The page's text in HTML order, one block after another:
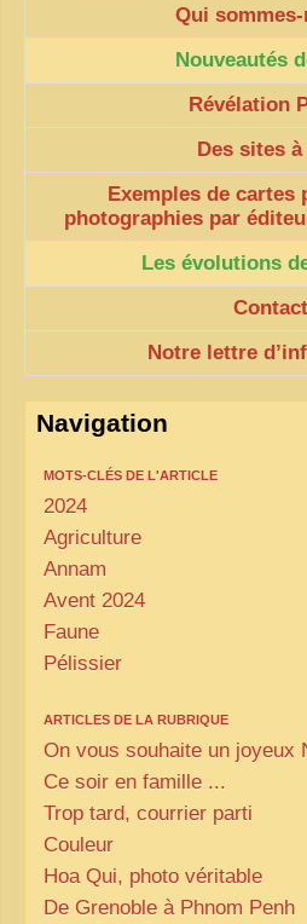
Qui
Nouveautés
Révélation
Des sites
Exemples de cartes
photographies par
Les évolutions
Contact
Notre lettre
Navigation
MOTS-CLÉS DE L'ARTICLE
2024
Agriculture
Annam
Avent 2024
Faune
Pélissier
ARTICLES DE LA RUBRIQUE
On vous souhaite un joyeux
Ce soir en famille ...
Trop tard, courrier parti
Couleur
Hoa Qui, photo véritable
De Grenoble à Phnom Penh